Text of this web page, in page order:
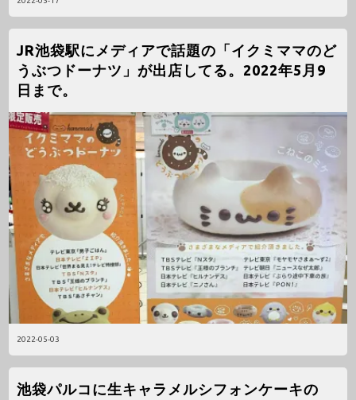
2022-05-03
JR池袋駅にメディアで話題の「イクミママのど
うぶつドーナツ」が出店してる。2022年5月9
日まで。
池袋パルコに生キャラメルシフォンケーキの